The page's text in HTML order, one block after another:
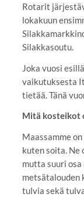
Rotarit
lokakuun
Silakkasoutu.
Joka vuosi
vaikutuksesta
tietää. Tänä
Mitä kosteikot
Maassamme
kuten soita.
mutta suuri
metsätalouden
tulvia sekä